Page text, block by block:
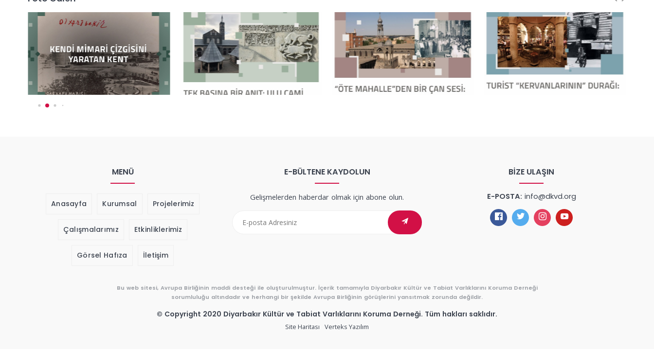
MENÜ
Anasayfa Kurumsal Projelerimiz
Çalışmalarımız Etkinliklerimiz
Görsel Hafıza İletişim
E-BÜLTENE KAYDOLUN
Gelişmelerden haberdar olmak için abone olun.
BIZE ULAŞIN
E-POSTA: info@dkvd.org
Bu web sitesi, Avrupa Birliğinin maddi desteği ile oluşturulmuştur. İçerik tamamıyla Diyarbakır Kültür ve Tabiat Varlıklarını Koruma Derneği
sorumluluğu altındadır ve herhangi bir şekilde Avrupa Birliğinin görüşlerini yansıtmak zorunda değildir.
© Copyright 2020 Diyarbakır Kültür ve Tabiat Varlıklarını Koruma Derneği. Tüm hakları saklıdır.
Site Haritası Verteks Yazılım